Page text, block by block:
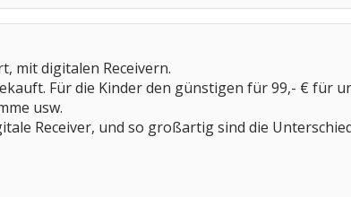
mit digitalen Receivern.
Für die Kinder den günstigen für 99,- € für
usw.
Receiver, und so großartig sind die